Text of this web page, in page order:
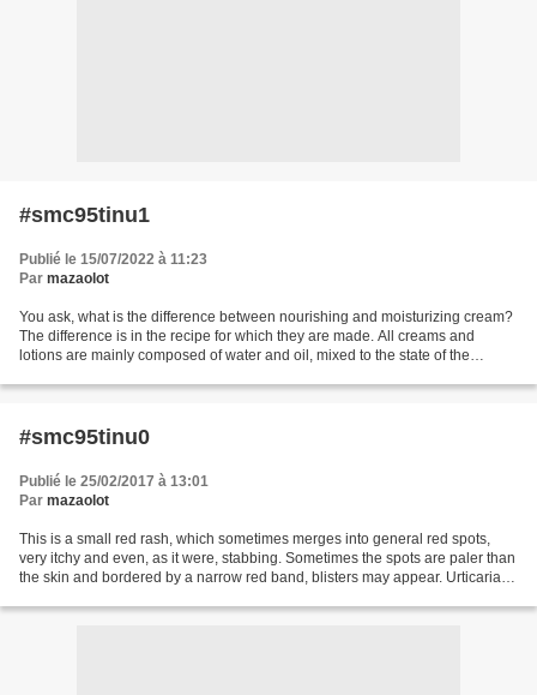
#smc95tinu1
Publié le 15/07/2022 à 11:23
Par mazaolot
You ask, what is the difference between nourishing and moisturizing cream?
The difference is in the recipe for which they are made. All creams and
lotions are mainly composed of water and oil, mixed to the state of the
#smc95tinu0
Publié le 25/02/2017 à 13:01
Par mazaolot
This is a small red rash, which sometimes merges into general red spots,
very itchy and even, as it were, stabbing. Sometimes the spots are paler than
the skin and bordered by a narrow red band, blisters may appear. Urticaria